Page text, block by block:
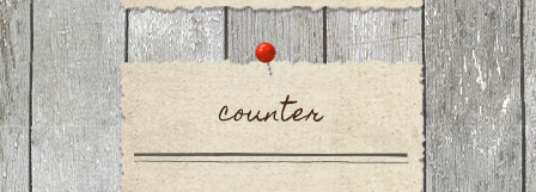
counter